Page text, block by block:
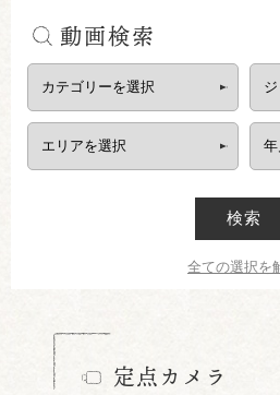
動画検索
検索
全ての選択を
定点カメラ